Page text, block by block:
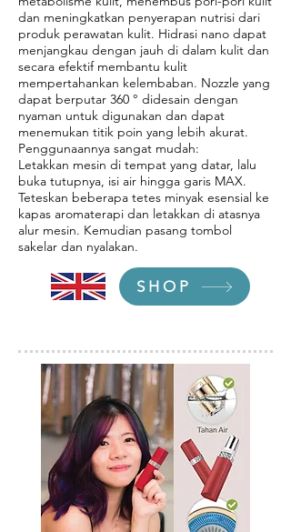
dan meningkatkan penyerapan nutrisi dari
produk perawatan kulit. Hidrasi nano dapat
menjangkau dengan jauh di dalam kulit dan
secara efektif membantu kulit
mempertahankan kelembaban. Nozzle yang
dapat berputar 360 ° didesain dengan
nyaman untuk digunakan dan dapat
menemukan titik poin yang lebih akurat.
Penggunaannya sangat mudah:
Letakkan mesin di tempat yang datar, lalu
buka tutupnya, isi air hingga garis MAX.
Teteskan beberapa tetes minyak esensial ke
kapas aromaterapi dan letakkan di atasnya
alur mesin. Kemudian pasang tombol
sakelar dan nyalakan.
SHOP